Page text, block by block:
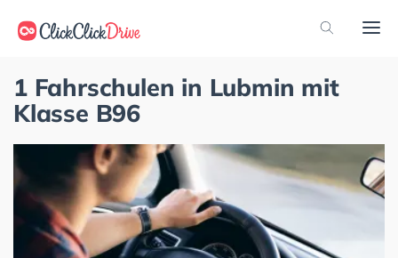
1 Fahrschulen in Lubmin mit
Klasse B96